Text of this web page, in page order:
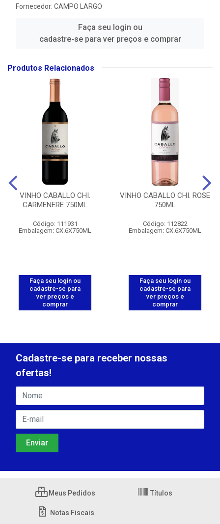
Fornecedor: CAMPO LARGO
Faça seu login ou
cadastre-se para ver preços e comprar
Produtos Relacionados
VINHO CABALLO CHI.
CARMENERE 750ML
Código: 111931
Embalagem: CX.6X750ML
Faça seu login ou
cadastre-se para
ver preços e
comprar
VINHO CABALLO CHI. ROSE
750ML
Código: 112822
Embalagem: CX.6X750ML
Faça seu login ou
cadastre-se para
ver preços e
comprar
Cadastre-se para receber nossas
ofertas!
Meus Pedidos Títulos
Notas Fiscais